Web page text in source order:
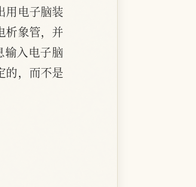
用电子脑装
析象管，并
输入电子脑
的，而不是